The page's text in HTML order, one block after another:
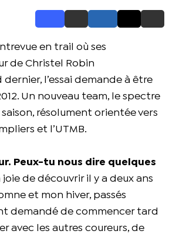
en trail où ses
de Christel Robin
dernier, l’essai demande à être
Un nouveau team, le spectre
résolument orientée vers
et l’UTMB.
Peux-tu nous dire quelques
de découvrir il y a deux ans
et mon hiver, passés
demandé de commencer tard
avec les autres coureurs, de